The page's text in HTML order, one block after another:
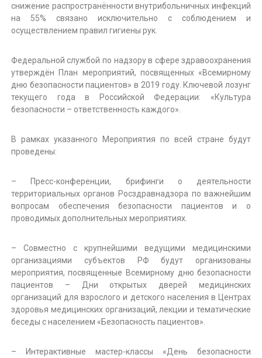
и
к
а
снижение распространённости внутрибольничных инфекций
на 55% связано исключительно с соблюдением и
осуществлением правил гигиены рук.
Федеральной службой по надзору в сфере здравоохранения
утверждён План мероприятий, посвященных «Всемирному
дню безопасности пациентов» в 2019 году. Ключевой лозунг
текущего года в Российской Федерации: «Культура
безопасности – ответственность каждого».
В рамках указанного Мероприятия по всей стране будут
проведены:
– Пресс-конференции, брифинги о деятельности
территориальных органов Росздравнадзора по важнейшим
вопросам обеспечения безопасности пациентов и о
проводимых дополнительных мероприятиях.
– Совместно с крупнейшими ведущими медицинскими
организациями субъектов РФ будут организованы
мероприятия, посвященные Всемирному дню безопасности
пациентов – Дни открытых дверей медицинских
организаций для взрослого и детского населения в Центрах
здоровья медицинских организаций, лекции и тематические
беседы с населением «Безопасность пациентов».
– Интерактивные мастер-классы «День безопасности